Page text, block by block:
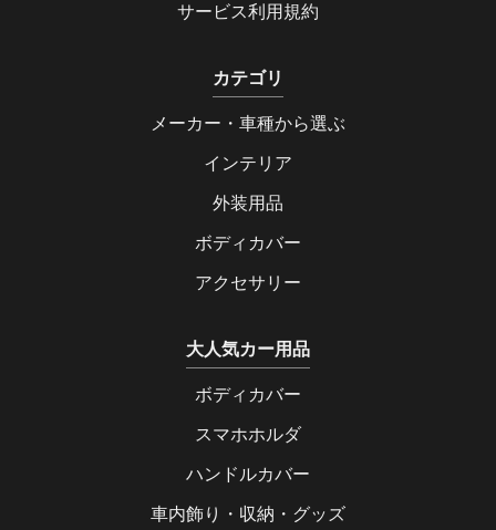
サービス利用規約
カテゴリ
メーカー・車種から選ぶ
インテリア
外装用品
ボディカバー
アクセサリー
大人気カー用品
ボディカバー
スマホホルダ
ハンドルカバー
車内飾り・収納・グッズ